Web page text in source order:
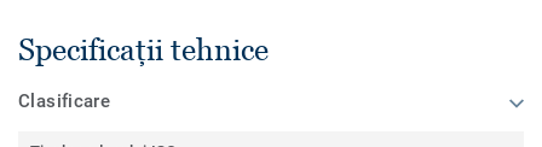
Specificații tehnice
Clasificare